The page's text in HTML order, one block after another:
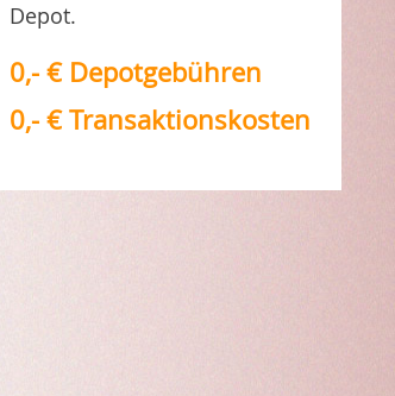
Depot.
0,- € Depotgebühren
0,- € Transaktionskosten